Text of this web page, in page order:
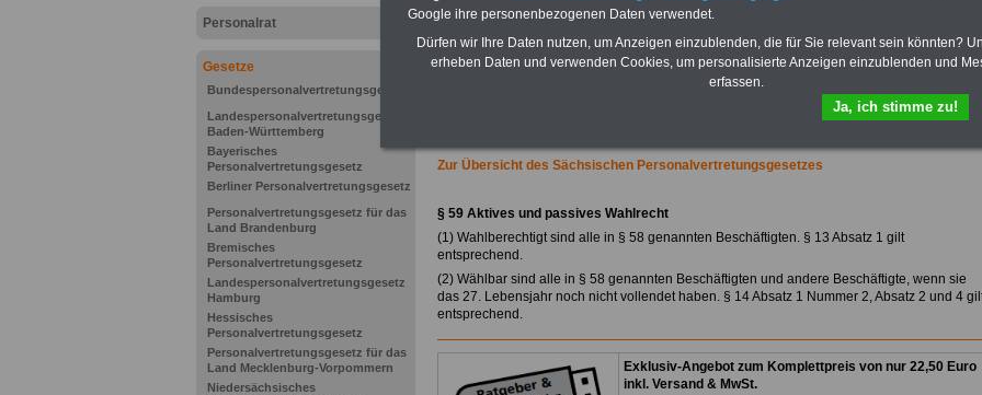
Personalrat
Gesetze
Bundespersonalvertretungsgesetz
Landespersonalvertretungsgesetz
Baden-Württemberg
Bayerisches
Personalvertretungsgesetz
Berliner Personalvertretungsgesetz
Personalvertretungsgesetz für das
Land Brandenburg
Bremisches
Personalvertretungsgesetz
Landespersonalvertretungsgesetz
Hamburg
Hessisches
Personalvertretungsgesetz
Personalvertretungsgesetz für das
Land Mecklenburg-Vorpommern
Niedersächsisches
Bund, Länder und Kommunen.
>>>Hier zur Bestellung des
Zur Übersicht des Sächsischen Personalvertretungsgesetzes
§ 59 Aktives und passives Wahlrecht
(1) Wahlberechtigt sind alle in § 58 genannten Beschäftigten. § 13 Absatz 1 gilt
entsprechend.
(2) Wählbar sind alle in § 58 genannten Beschäftigten und andere Beschäftigte, wenn sie
das 27. Lebensjahr noch nicht vollendet haben. § 14 Absatz 1 Nummer 2, Absatz 2 und 4
entsprechend.
Exklusiv-Angebot zum Komplettpreis von nur 22,50 Euro
inkl. Versand & MwSt.
Google ihre personenbezogenen Daten verwendet.
Dürfen wir Ihre Daten nutzen, um Anzeigen einzublenden, die für Sie relevant sein könnten?
erheben Daten und verwenden Cookies, um personalisierte Anzeigen einzublenden und
erfassen.
Ja, ich stimme zu!